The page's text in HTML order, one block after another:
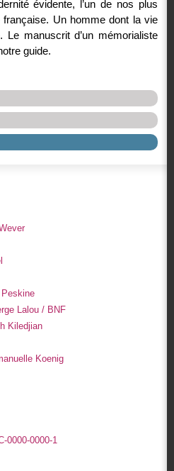
évidente, l’un de nos plus
Un homme dont la vie
Le manuscrit d’un mémorialiste
guide.
Lalou / BNF
Kiledjian
Koenig
0000-0000-1